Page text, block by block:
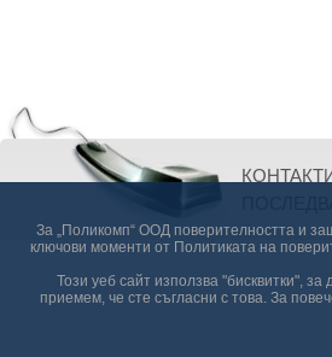
За „Поликомп“ ООД поверителността и
ключови моменти от Политиката на
Този уеб сайт използва "бисквитки",
приемем, че сте съгласни с това. За